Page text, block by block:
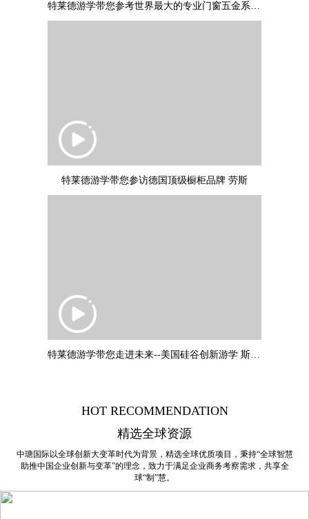
特莱德游学带您参考世界最大的专业门窗五金系统制作商：德国诺托集团
特莱德游学带您参访德国顶级橱柜品牌 劳斯
特莱德游学带您走进未来--美国硅谷创新游学 斯坦福大学：叶教授专题
HOT RECOMMENDATION
精选全球资源
中瑭国际以全球创新大变革时代为背景，精选全球优质项目，秉持“全球智慧
助推中国企业创新与变革”的理念，致力于满足企业商务考察需求，共享全
球“制”慧。